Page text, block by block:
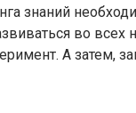
знаний
во всех
А затем,